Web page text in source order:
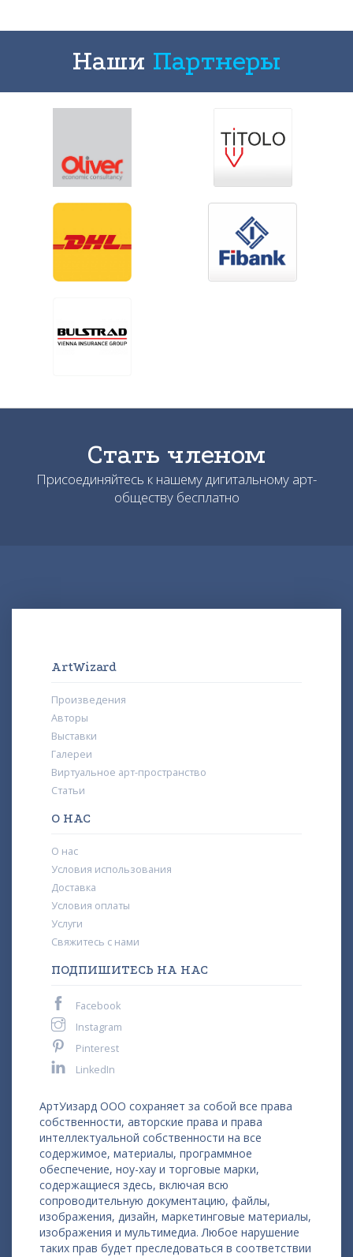
Наши Партнеры
Стать членом
Присоединяйтесь к нашему дигитальному арт-
обществу бесплатно
ArtWizard
Произведения
Авторы
Выставки
Галереи
Виртуальное арт-пространство
Статьи
О НАС
О нас
Условия использования
Доставка
Условия оплаты
Услуги
Свяжитесь с нами
ПОДПИШИТЕСЬ НА НАС
Facebook
Instagram
Pinterest
LinkedIn
АртУизард ООО сохраняет за собой все права
собственности, авторские права и права
интеллектуальной собственности на все
содержимое, материалы, программное
обеспечение, ноу-хау и торговые марки,
содержащиеся здесь, включая всю
сопроводительную документацию, файлы,
изображения, дизайн, маркетинговые материалы,
изображения и мультимедиа. Любое нарушение
таких прав будет преследоваться в соответствии